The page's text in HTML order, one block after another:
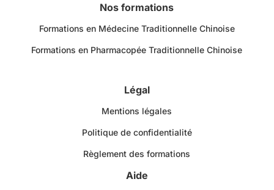
Nos formations
Formations en Médecine Traditionnelle Chinoise
Formations en Pharmacopée Traditionnelle Chinoise
Légal
Mentions légales
Politique de confidentialité
Règlement des formations
Aide